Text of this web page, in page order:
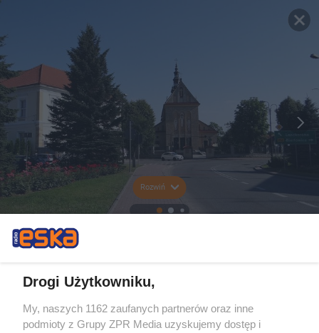
Rozwiń
Drogi Użytkowniku,
My, naszych 1162 zaufanych partnerów oraz inne
podmioty z Grupy ZPR Media uzyskujemy dostęp i